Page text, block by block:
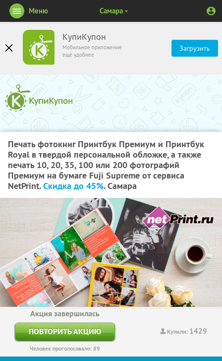
КупиКупон
Мобильное приложение
ещё удобнее
Загрузить
Меню Самара
Печать фотокниг Принтбук Премиум и Принтбук
Royal в твердой персональной обложке, а также
печать 10, 20, 35, 100 или 200 фотографий
Премиум на бумаге Fuji Supreme от сервиса
NetPrint.Скидка до 45%. Самара
Купили: 1429
Акция завершилась
ПОВТОРИТЬ АКЦИЮ
Человек проголосовало: 89